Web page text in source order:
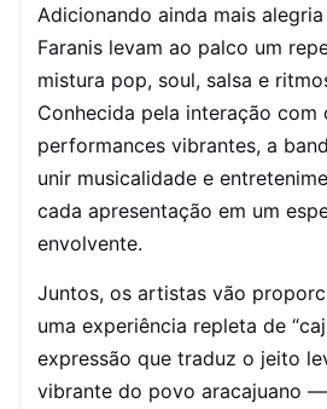
Adicionando ainda mais
Faranis levam ao palco um
mistura pop, soul, salsa e
Conhecida pela interação com
performances vibrantes, a
unir musicalidade e
cada apresentação em um
envolvente.
Juntos, os artistas vão
uma experiência repleta de
expressão que traduz o jeito
vibrante do povo aracajuano